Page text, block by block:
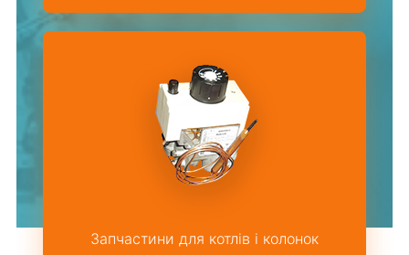
Запчастини для котлів і колонок